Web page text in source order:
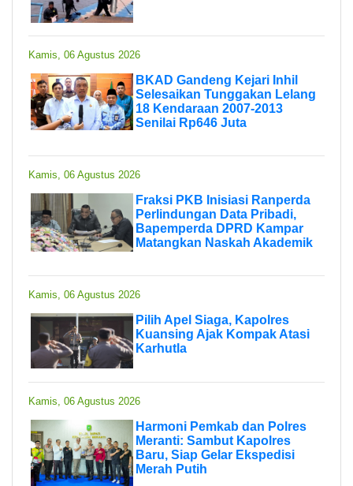
Kamis, 06 Agustus 2026
BKAD Gandeng Kejari Inhil
Selesaikan Tunggakan Lelang
18 Kendaraan 2007-2013
Senilai Rp646 Juta
Kamis, 06 Agustus 2026
Fraksi PKB Inisiasi Ranperda
Perlindungan Data Pribadi,
Bapemperda DPRD Kampar
Matangkan Naskah Akademik
Kamis, 06 Agustus 2026
Pilih Apel Siaga, Kapolres
Kuansing Ajak Kompak Atasi
Karhutla
Kamis, 06 Agustus 2026
Harmoni Pemkab dan Polres
Meranti: Sambut Kapolres
Baru, Siap Gelar Ekspedisi
Merah Putih